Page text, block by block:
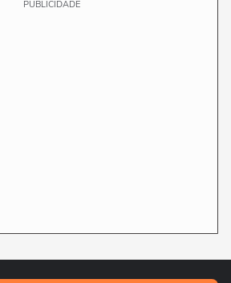
PUBLICIDADE